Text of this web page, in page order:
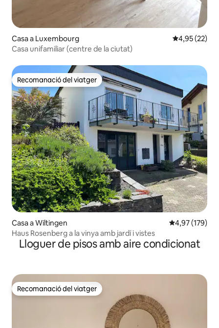
Casa a Luxembourg 4,95 de
4,95 (22)
Casa unifamiliar (centre de la ciutat)
Recomanació del viatger
Recomanació del viatger
Casa a Wiltingen 4,97 de
4,97 (179)
Haus Rosenberg a la vinya amb jardí i vistes
Lloguer de pisos amb aire condicionat
Recomanació del viatger
Recomanació del viatger